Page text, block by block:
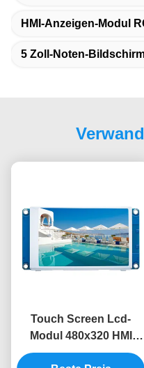
HMI-Anzeigen-Modul
5 Zoll-Noten-
Touch Screen Lcd-
Modul 480x320 HMI
Modul-3,5 ohne Noten-